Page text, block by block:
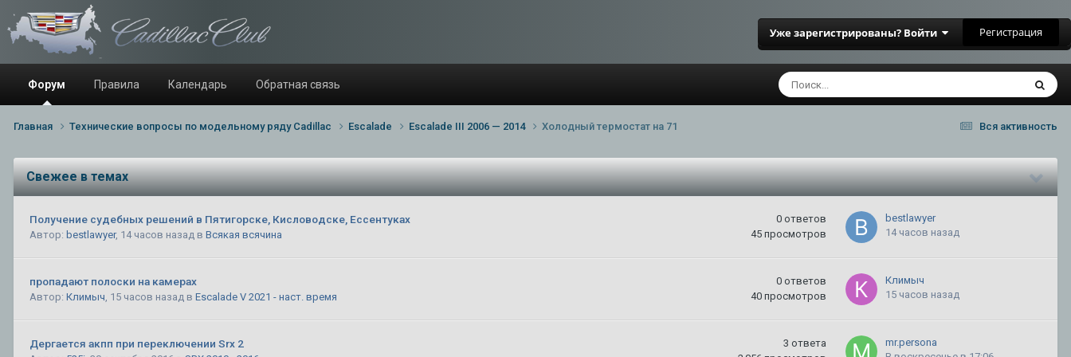
Уже зарегистрированы? Войти Регистрация
Форум Правила Календарь Обратная связь
Вся активность
Главная Технические вопросы по модельному ряду Cadillac Escalade Escalade III 2006 — 2014 Холодный термостат на 71
Свежее в темах
Получение судебных решений в Пятигорске, Кисловодске, Ессентуках
Автор: bestlawyer, 14 часов назад в Всякая всячина
0 ответов
45 просмотров
bestlawyer
14 часов назад
пропадают полоски на камерах
Автор: Климыч 15 часов назад в Escalade V 2021 - наст. время
0 ответов
40 просмотров
Климыч
15 часов назад
Дергается акпп при переключении Srx 2 3 ответа
mr.persona